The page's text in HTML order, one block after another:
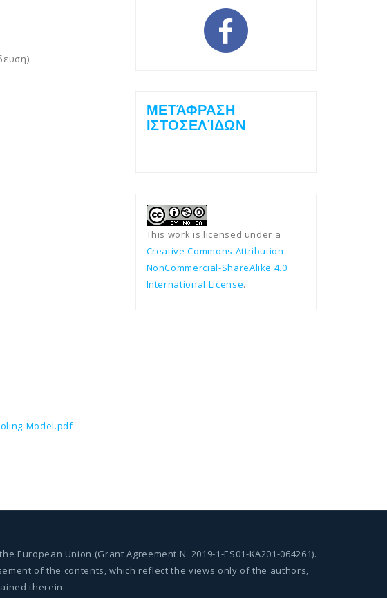
Model.pdf
ΜΕΤΆΦΡΑΣΗ
ΙΣΤΟΣΕΛΊΔΩΝ
This work is licensed under a
Creative Commons Attribution-
NonCommercial-ShareAlike 4.0
International License.
Union (Grant Agreement N. 2019-1-ES01-KA201-064261).
of the contents, which reflect the views only of the authors,
therein.